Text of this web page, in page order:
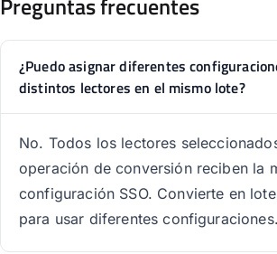
¿Puedo asignar diferentes
distintos lectores en el mismo lote?
No. Todos los lectores
operación de conversión reciben la
configuración SSO. Convierte en
para usar diferentes configuraciones.